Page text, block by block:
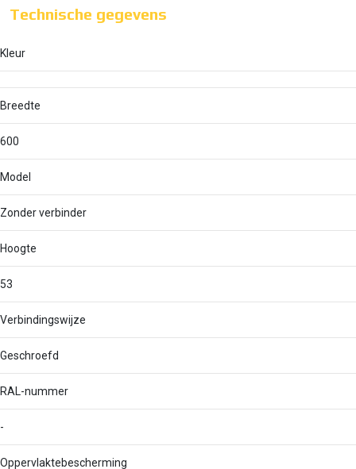
Technische gegevens
Kleur
Breedte
600
Model
Zonder verbinder
Hoogte
53
Verbindingswijze
Geschroefd
RAL-nummer
-
Oppervlaktebescherming